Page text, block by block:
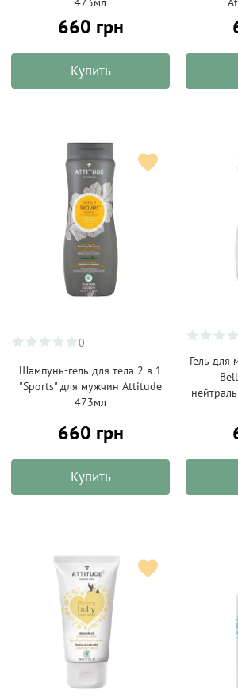
660 грн
Купить
0
Шампунь-гель для тела 2 в 1
"Sports" для мужчин Attitude
473мл
660 грн
Купить
Гель для